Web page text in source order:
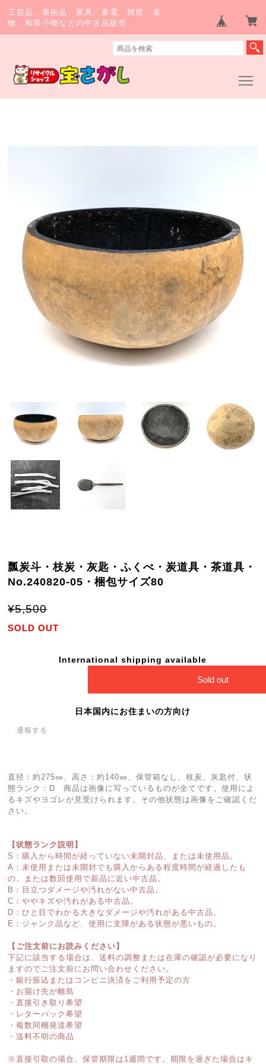
工芸品、美術品、家具、家電、雑貨、着
物、和装小物などの中古品販売
瓢炭斗・枝炭・灰匙・ふくべ・炭道具・茶道具・
No.240820-05・梱包サイズ80
¥5,500
SOLD OUT
International shipping available
Sold out
日本国内にお住まいの方向け
通報する
直径：約275㎜、高さ：約140㎜、保管箱なし、枝炭、灰匙付、状
態ランク：D 商品は画像に写っているものが全てです。使用によ
るキズやヨゴレが見受けられます。その他状態は画像をご確認くだ
さい。
【状態ランク説明】
S：購入から時間が経っていない未開封品、または未使用品。
A：未使用または未開封でも購入からある程度時間が経過したも
の、または数回使用で新品に近い中古品。
B：目立つダメージや汚れがない中古品。
C：ややキズや汚れがある中古品。
D：ひと目でわかる大きなダメージや汚れがある中古品。
E：ジャンク品など、使用に支障がある状態が悪いもの。
【ご注文前にお読みください】
下記に該当する場合は、送料の調整または在庫の確認が必要になり
ますのでご注文前にお問い合わせください。
・銀行振込またはコンビニ決済をご利用予定の方
・お届け先が離島
・直接引き取り希望
・レターパック希望
・複数同梱発送希望
・送料不明の商品
※直接引取の場合、保管期限は1週間です。期限を過ぎた場合はキ